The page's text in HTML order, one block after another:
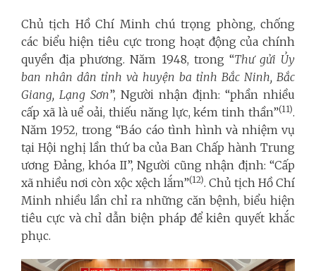
Chủ tịch Hồ Chí Minh chú trọng phòng, chống
các biểu hiện tiêu cực trong hoạt động của chính
quyền địa phương. Năm 1948, trong “Thư gửi Ủy
ban nhân dân tỉnh và huyện ba tỉnh Bắc Ninh, Bắc
Giang, Lạng Sơn”, Người nhận định: “phần nhiều
cấp xã là uể oải, thiếu năng lực, kém tinh thần”(11).
Năm 1952, trong “Báo cáo tình hình và nhiệm vụ
tại Hội nghị lần thứ ba của Ban Chấp hành Trung
ương Đảng, khóa II”, Người cũng nhận định: “Cấp
xã nhiều nơi còn xộc xệch lắm”(12). Chủ tịch Hồ Chí
Minh nhiều lần chỉ ra những căn bệnh, biểu hiện
tiêu cực và chỉ dẫn biện pháp để kiên quyết khắc
phục.